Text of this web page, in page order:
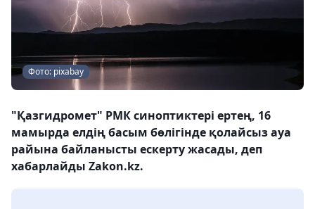
Фото: pixabay
"Қазгидромет" РМК синоптиктері ертең, 16
мамырда елдің басым бөлігінде қолайсыз ауа
райына байланысты ескерту жасады, деп
хабарлайды Zakon.kz.